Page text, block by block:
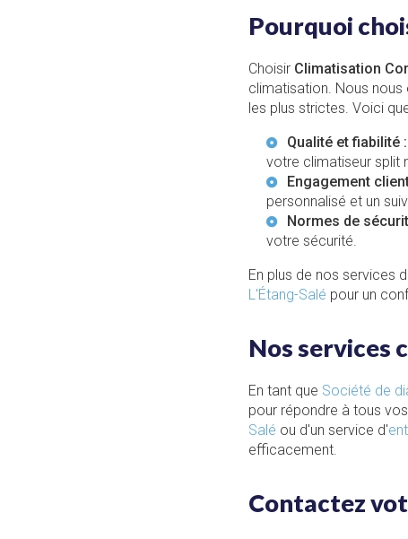
Pourquoi
Choisir Climatisation
climatisation. Nous
les plus strictes. Voici
Qualité et fiabilité :
votre climatiseur split
Engagement
personnalisé et un
Normes de
votre sécurité.
En plus de nos services
L'Étang-Salé pour un
Nos services
En tant que Société de
pour répondre à tous
Salé ou d'un service d'
efficacement.
Contactez